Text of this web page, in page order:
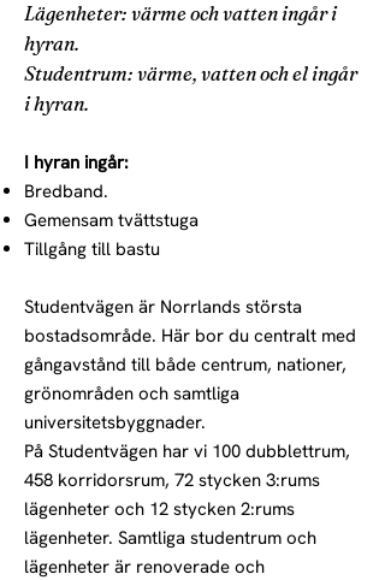
Lägenheter: värme och vatten ingår i
hyran.
Studentrum: värme, vatten och el ingår
i hyran.
I hyran ingår:
Bredband.
Gemensam tvättstuga
Tillgång till bastu​
Studentvägen är Norrlands största
bostadsområde. Här bor du centralt med
gångavstånd till både centrum, nationer,
grönområden och samtliga
universitetsbyggnader.
På Studentvägen har vi 100 dubblettrum,
458 korridorsrum, 72 stycken 3:rums
lägenheter och 12 stycken 2:rums
lägenheter. Samtliga studentrum och
lägenheter är renoverade och